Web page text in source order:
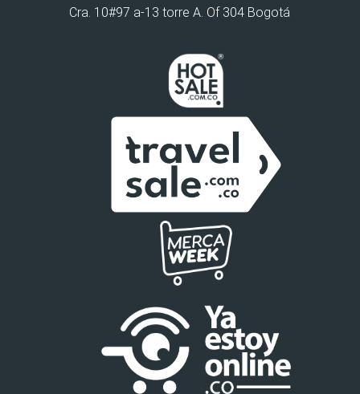
Cra. 10#97 a-13 torre A. Of 304 Bogotá